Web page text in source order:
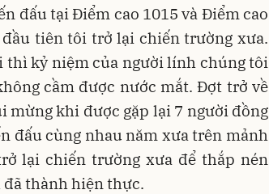
đấu tại Điểm cao 1015 và Điểm cao
tiên tôi trở lại chiến trường xưa.
thì kỷ niệm của người lính chúng tôi
cầm được nước mắt. Đợt trở về
mừng khi được gặp lại 7 người đồng
đấu cùng nhau năm xưa trên mảnh
lại chiến trường xưa để thắp nén
đã thành hiện thực.